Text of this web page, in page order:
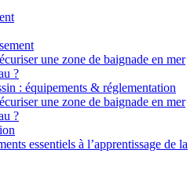
une zone de baignade en mer
?
: équipements & réglementation
une zone de baignade en mer
?
essentiels à l’apprentissage de la